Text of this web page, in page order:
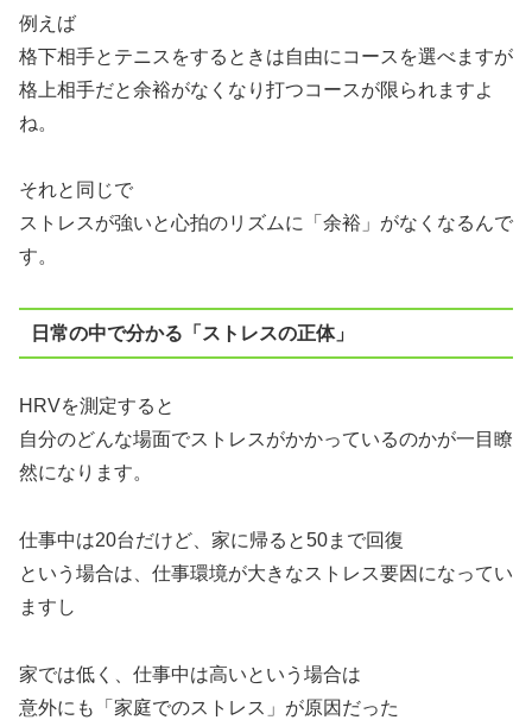
例えば
格下相手とテニスをするときは自由にコースを選べますが
格上相手だと余裕がなくなり打つコースが限られますよ
ね。
それと同じで
ストレスが強いと心拍のリズムに「余裕」がなくなるんで
す。
日常の中で分かる「ストレスの正体」
HRVを測定すると
自分のどんな場面でストレスがかかっているのかが一目瞭
然になります。
仕事中は20台だけど、家に帰ると50まで回復
という場合は、仕事環境が大きなストレス要因になってい
ますし
家では低く、仕事中は高いという場合は
意外にも「家庭でのストレス」が原因だった